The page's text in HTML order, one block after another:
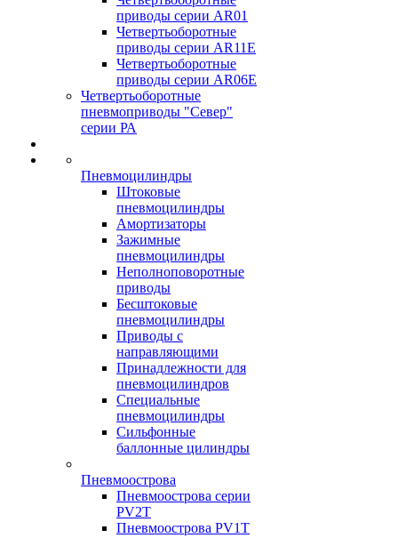
приводы серии AR01
Четвертьоборотные
приводы серии AR11E
Четвертьоборотные
приводы серии AR06E
Четвертьоборотные
пневмоприводы "Север"
серии РА
Пневмоцилиндры
Штоковые
пневмоцилиндры
Амортизаторы
Зажимные
пневмоцилиндры
Неполноповоротные
приводы
Бесштоковые
пневмоцилиндры
Приводы с
направляющими
Принадлежности для
пневмоцилиндров
Специальные
пневмоцилиндры
Сильфонные
баллонные цилиндры
Пневмоострова
Пневмоострова серии
PV2T
Пневмоострова PV1T